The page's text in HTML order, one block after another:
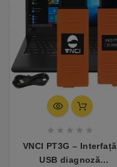
    
VNCI PT3G – Interfață
USB diagnoză